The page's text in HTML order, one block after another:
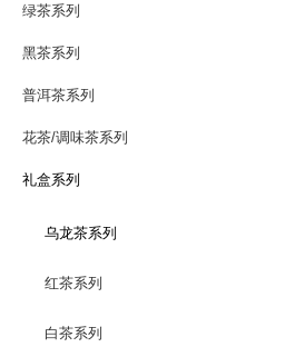
绿茶系列
黑茶系列
普洱茶系列
花茶/调味茶系列
礼盒系列
乌龙茶系列
红茶系列
白茶系列